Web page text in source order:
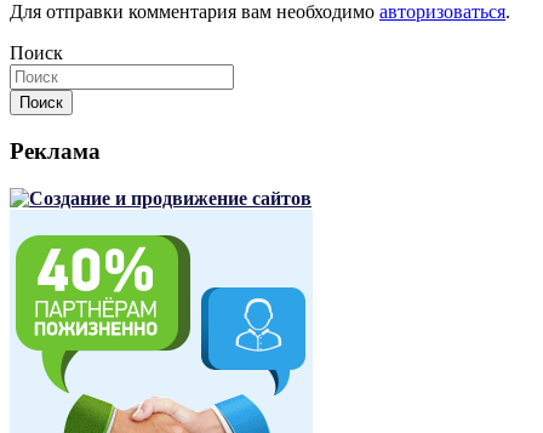
Для отправки комментария вам необходимо авторизоваться.
Поиск
Поиск
Реклама